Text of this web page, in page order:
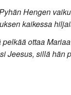
Hengen
kaikessa
ottaa
Jeesus, sillä hän